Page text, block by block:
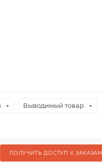
Выводимый товар
ПОЛУЧИТЬ ДОСТУП К ЗАКАЗАМ